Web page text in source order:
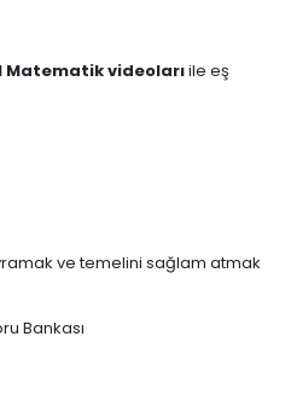
Matematik videolarıile eş
ve temelini sağlam atmak
Bankası